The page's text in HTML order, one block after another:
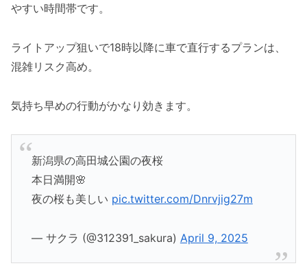
やすい時間帯です。
ライトアップ狙いで18時以降に車で直行するプランは、
混雑リスク高め。
気持ち早めの行動がかなり効きます。
新潟県の高田城公園の夜桜
本日満開🌸
夜の桜も美しい pic.twitter.com/Dnrvjig27m
— サクラ (@312391_sakura) April 9, 2025